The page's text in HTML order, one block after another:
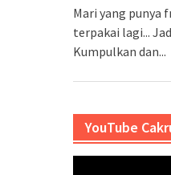
Mari yang punya
terpakai lagi...
Kumpulkan dan...
YouTube